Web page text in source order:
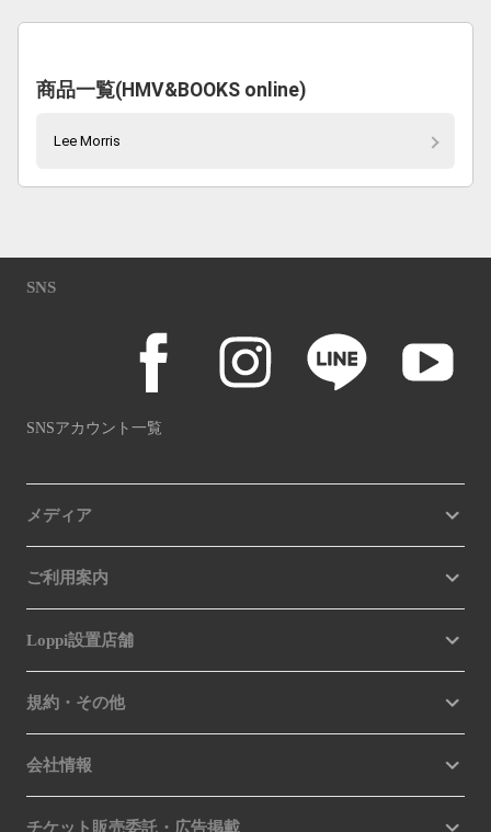
商品一覧(HMV&BOOKS online)
Lee Morris
SNS
SNSアカウント一覧
メディア
ご利用案内
Loppi設置店舗
規約・その他
会社情報
チケット販売委託・広告掲載